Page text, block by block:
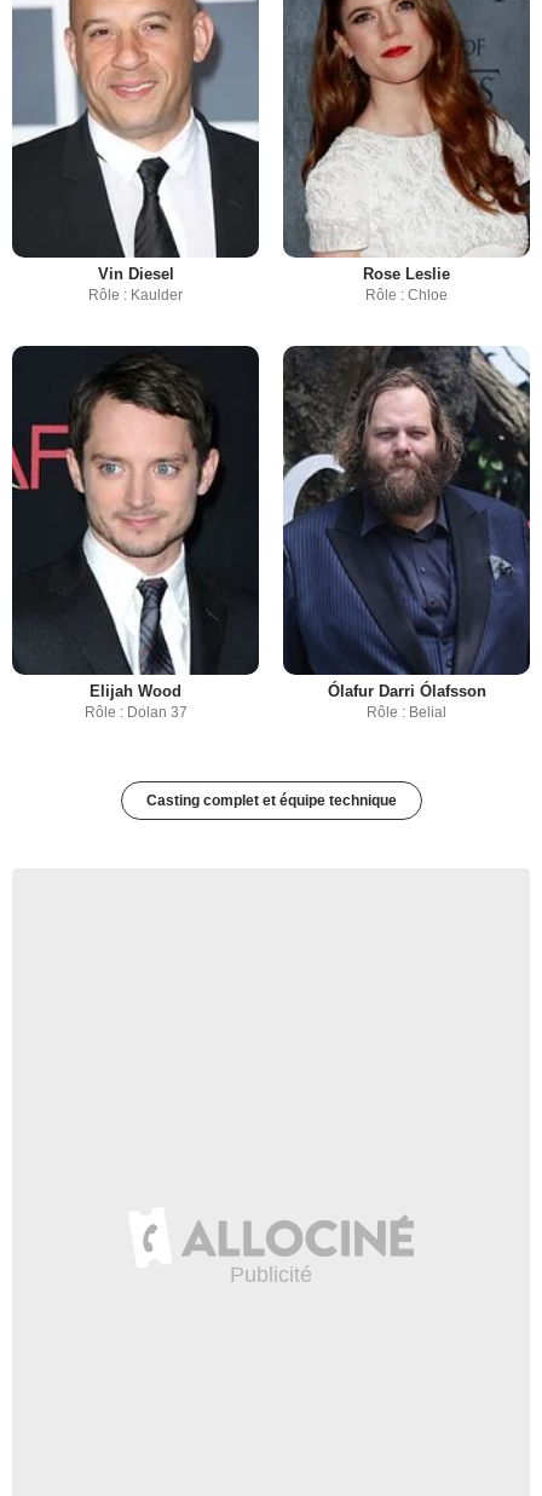
Vin Diesel
Rôle : Kaulder
Rose Leslie
Rôle : Chloe
Elijah Wood
Rôle : Dolan 37
Ólafur Darri Ólafsson
Rôle : Belial
Casting complet et équipe technique